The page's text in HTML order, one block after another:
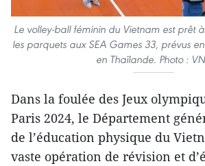
Le volley-ball féminin du Vietnam est prêt
les parquets aux SEA Games 33, prévus
en Thaïlande. Photo :
Dans la foulée des Jeux
Paris 2024, le Département
de l’éducation physique du
vaste opération de révision et